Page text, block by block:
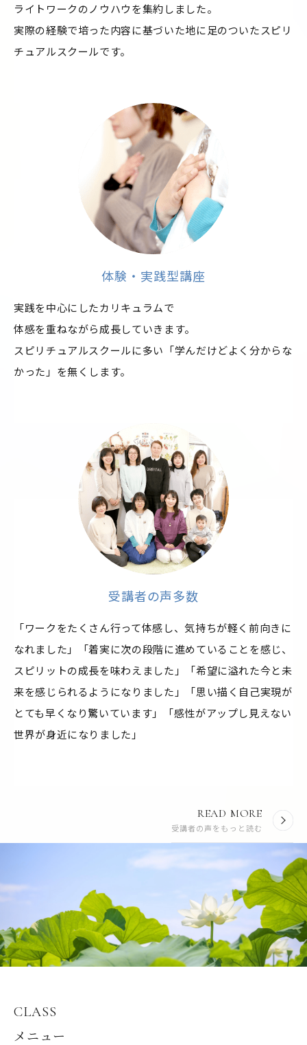
ライトワークのノウハウを集約しました。
実際の経験で培った内容に基づいた地に足のついたスピリ
チュアルスクールです。
体験・実践型講座
実践を中心にしたカリキュラムで
体感を重ねながら成長していきます。
スピリチュアルスクールに多い「学んだけどよく分からな
かった」を無くします。
受講者の声多数
「ワークをたくさん行って体感し、気持ちが軽く前向きに
なれました」「着実に次の段階に進めていることを感じ、
スピリットの成長を味わえました」「希望に溢れた今と未
来を感じられるようになりました」「思い描く自己実現が
とても早くなり驚いています」「感性がアップし見えない
世界が身近になりました」
READ MORE
受講者の声をもっと読む
CLASS
メニュー